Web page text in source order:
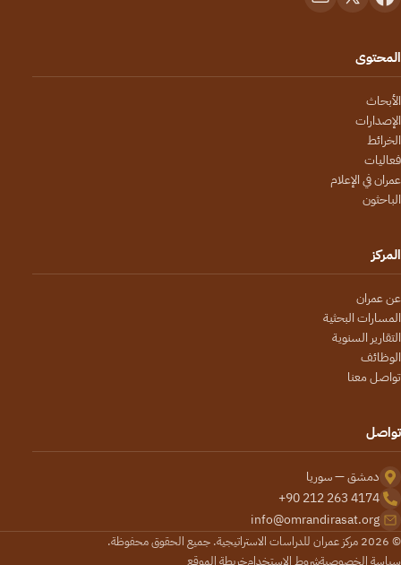
المحتوى
الأبحاث
الإصدارات
الخرائط
فعاليات
عمران في الإعلام
الباحثون
المركز
عن عمران
المسارات البحثية
التقارير السنوية
الوظائف
تواصل معنا
تواصل
دمشق — سوريا
+90 212 263 4174
info@omrandirasat.org
© 2026 مركز عمران للدراسات الاستراتيجية. جميع الحقوق محفوظة.
سياسة الخصوصيةشروط الاستخدامخريطة الموقع